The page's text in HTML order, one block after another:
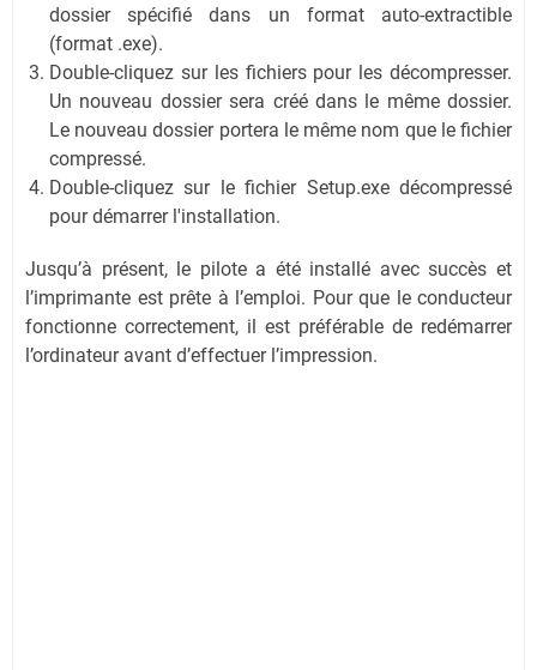
dossier spécifié dans un format auto-extractible
(format .exe).
Double-cliquez sur les fichiers pour les décompresser.
Un nouveau dossier sera créé dans le même dossier.
Le nouveau dossier portera le même nom que le fichier
compressé.
Double-cliquez sur le fichier Setup.exe décompressé
pour démarrer l'installation.
Jusqu’à présent, le pilote a été installé avec succès et
l’imprimante est prête à l’emploi. Pour que le conducteur
fonctionne correctement, il est préférable de redémarrer
l’ordinateur avant d’effectuer l’impression.